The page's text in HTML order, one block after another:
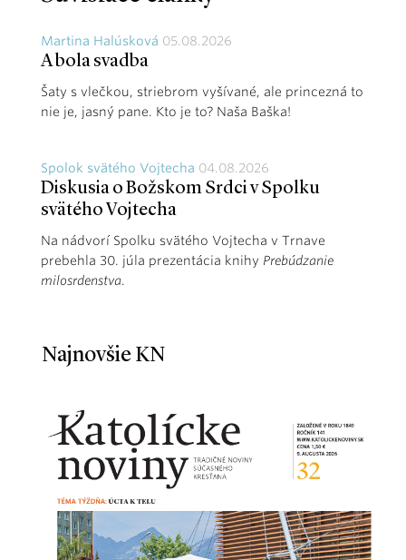
Martina Halúsková 05.08.2026
A bola svadba
Šaty s vlečkou, striebrom vyšívané, ale princezná to
nie je, jasný pane. Kto je to? Naša Baška!
Spolok svätého Vojtecha 04.08.2026
Diskusia o Božskom Srdci v Spolku
svätého Vojtecha
Na nádvorí Spolku svätého Vojtecha v Trnave
prebehla 30. júla prezentácia knihy Prebúdzanie
milosrdenstva.
Najnovšie KN